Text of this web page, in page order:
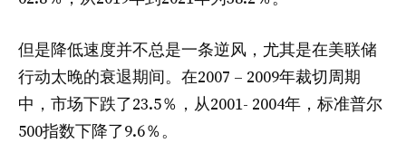
但是降低速度并不总是一条逆风，尤其是在美联储
行动太晚的衰退期间。在2007 – 2009年裁切周期
中，市场下跌了23.5％，从2001- 2004年，标准普尔
500指数下降了9.6％。